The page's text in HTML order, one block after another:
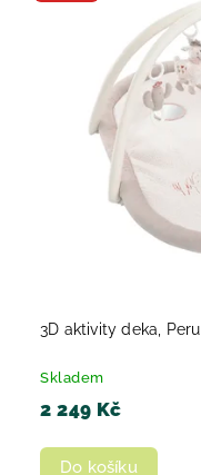
3D aktivity deka, Peru
Skladem
2 249 Kč
Do košíku